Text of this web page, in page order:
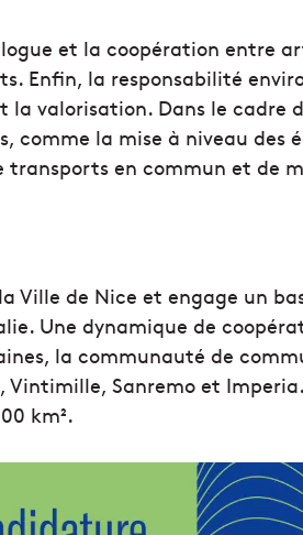
et la coopération entre
Enfin, la responsabilité
valorisation. Dans le cadre
comme la mise à niveau des
transports en commun et de
Ville de Nice et engage un
Une dynamique de
la communauté de
Vintimille, Sanremo et
km².